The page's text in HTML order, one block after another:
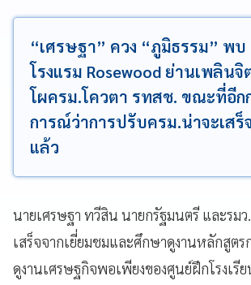
“เศรษฐา” ควง “ภูมิธรรม” พ
โรงแรม Rosewood ย่านเพลินจิ
โผครม.โควตา รทสช. ขณะที่อีก
การณ์ว่าการปรับครม.น่าจะเสร็
แล้ว
นายเศรษฐา ทวีสิน นายกรัฐมนตรี และรมว
เสร็จจากเยี่ยมชมและศึกษาดูงานหลักสูต
ดูงานเศรษฐกิจพอเพียงของศูนย์ฝึกโรงเรี